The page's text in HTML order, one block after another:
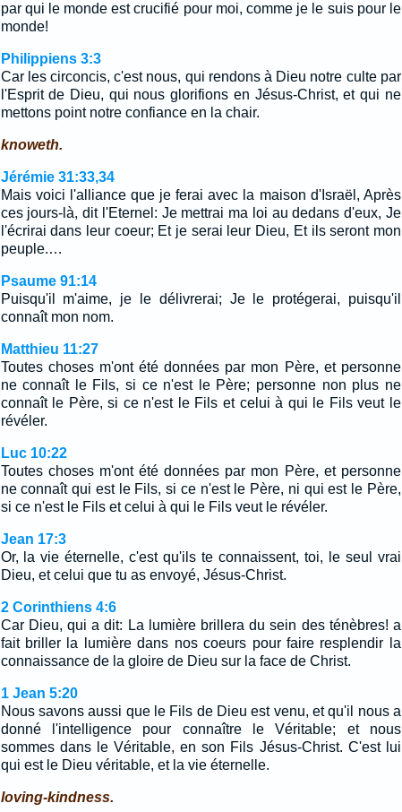
par qui le monde est crucifié pour moi, comme je le suis pour le
monde!
Philippiens 3:3
Car les circoncis, c'est nous, qui rendons à Dieu notre culte par
l'Esprit de Dieu, qui nous glorifions en Jésus-Christ, et qui ne
mettons point notre confiance en la chair.
knoweth.
Jérémie 31:33,34
Mais voici l'alliance que je ferai avec la maison d'Israël, Après
ces jours-là, dit l'Eternel: Je mettrai ma loi au dedans d'eux, Je
l'écrirai dans leur coeur; Et je serai leur Dieu, Et ils seront mon
peuple.…
Psaume 91:14
Puisqu'il m'aime, je le délivrerai; Je le protégerai, puisqu'il
connaît mon nom.
Matthieu 11:27
Toutes choses m'ont été données par mon Père, et personne
ne connaît le Fils, si ce n'est le Père; personne non plus ne
connaît le Père, si ce n'est le Fils et celui à qui le Fils veut le
révéler.
Luc 10:22
Toutes choses m'ont été données par mon Père, et personne
ne connaît qui est le Fils, si ce n'est le Père, ni qui est le Père,
si ce n'est le Fils et celui à qui le Fils veut le révéler.
Jean 17:3
Or, la vie éternelle, c'est qu'ils te connaissent, toi, le seul vrai
Dieu, et celui que tu as envoyé, Jésus-Christ.
2 Corinthiens 4:6
Car Dieu, qui a dit: La lumière brillera du sein des ténèbres! a
fait briller la lumière dans nos coeurs pour faire resplendir la
connaissance de la gloire de Dieu sur la face de Christ.
1 Jean 5:20
Nous savons aussi que le Fils de Dieu est venu, et qu'il nous a
donné l'intelligence pour connaître le Véritable; et nous
sommes dans le Véritable, en son Fils Jésus-Christ. C'est lui
qui est le Dieu véritable, et la vie éternelle.
loving-kindness.